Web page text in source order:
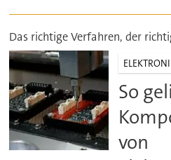
Das richtige Verfahren, der
So
von